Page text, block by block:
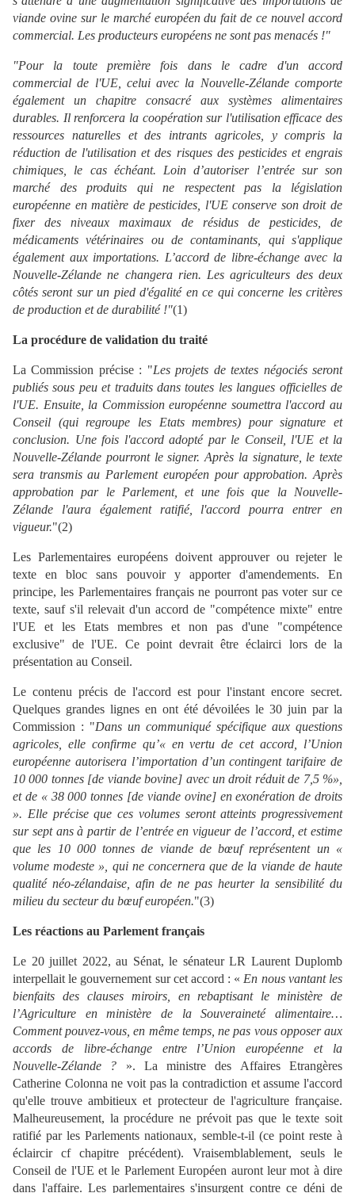
viande ovine sur le marché européen du fait de ce nouvel accord
commercial. Les producteurs européens ne sont pas menacés !"
"Pour la toute première fois dans le cadre d'un accord
commercial de l'UE, celui avec la Nouvelle-Zélande comporte
également un chapitre consacré aux systèmes alimentaires
durables. Il renforcera la coopération sur l'utilisation efficace des
ressources naturelles et des intrants agricoles, y compris la
réduction de l'utilisation et des risques des pesticides et engrais
chimiques, le cas échéant. Loin d’autoriser l’entrée sur son
marché des produits qui ne respectent pas la législation
européenne en matière de pesticides, l'UE conserve son droit de
fixer des niveaux maximaux de résidus de pesticides, de
médicaments vétérinaires ou de contaminants, qui s'applique
également aux importations. L’accord de libre-échange avec la
Nouvelle-Zélande ne changera rien. Les agriculteurs des deux
côtés seront sur un pied d'égalité en ce qui concerne les critères
de production et de durabilité !"(1)
La procédure de validation du traité
La Commission précise : "Les projets de textes négociés seront
publiés sous peu et traduits dans toutes les langues officielles de
l'UE. Ensuite, la Commission européenne soumettra l'accord au
Conseil (qui regroupe les Etats membres) pour signature et
conclusion. Une fois l'accord adopté par le Conseil, l'UE et la
Nouvelle-Zélande pourront le signer. Après la signature, le texte
sera transmis au Parlement européen pour approbation. Après
approbation par le Parlement, et une fois que la Nouvelle-
Zélande l'aura également ratifié, l'accord pourra entrer en
vigueur."(2)
Les Parlementaires européens doivent approuver ou rejeter le
texte en bloc sans pouvoir y apporter d'amendements. En
principe, les Parlementaires français ne pourront pas voter sur ce
texte, sauf s'il relevait d'un accord de "compétence mixte" entre
l'UE et les Etats membres et non pas d'une "compétence
exclusive" de l'UE. Ce point devrait être éclairci lors de la
présentation au Conseil.
Le contenu précis de l'accord est pour l'instant encore secret.
Quelques grandes lignes en ont été dévoilées le 30 juin par la
Commission : "Dans un communiqué spécifique aux questions
agricoles, elle confirme qu’« en vertu de cet accord, l’Union
européenne autorisera l’importation d’un contingent tarifaire de
10 000 tonnes [de viande bovine] avec un droit réduit de 7,5 %»,
et de « 38 000 tonnes [de viande ovine] en exonération de droits
». Elle précise que ces volumes seront atteints progressivement
sur sept ans à partir de l’entrée en vigueur de l’accord, et estime
que les 10 000 tonnes de viande de bœuf représentent un «
volume modeste », qui ne concernera que de la viande de haute
qualité néo-zélandaise, afin de ne pas heurter la sensibilité du
milieu du secteur du bœuf européen."(3)
Les réactions au Parlement français
Le 20 juillet 2022, au Sénat, le sénateur LR Laurent Duplomb
interpellait le gouvernement sur cet accord : « En nous vantant les
bienfaits des clauses miroirs, en rebaptisant le ministère de
l’Agriculture en ministère de la Souveraineté alimentaire…
Comment pouvez-vous, en même temps, ne pas vous opposer aux
accords de libre-échange entre l’Union européenne et la
Nouvelle-Zélande ? ». La ministre des Affaires Etrangères
Catherine Colonna ne voit pas la contradiction et assume l'accord
qu'elle trouve ambitieux et protecteur de l'agriculture française.
Malheureusement, la procédure ne prévoit pas que le texte soit
ratifié par les Parlements nationaux, semble-t-il (ce point reste à
éclaircir cf chapitre précédent). Vraisemblablement, seuls le
Conseil de l'UE et le Parlement Européen auront leur mot à dire
dans l'affaire. Les parlementaires s'insurgent contre ce déni de